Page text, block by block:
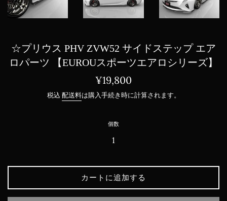
☆プリウス PHV ZVW52 サイドステップ エア
ロパーツ 【EUROUスポーツエアロシリーズ】
通
価
¥19,800
税込 配送料は購入手続き時に計算されます。
個数
カートに追加する